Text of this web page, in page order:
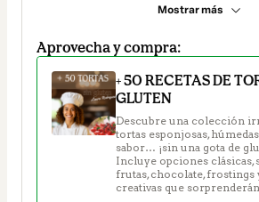
Mostrar más
Aprovecha y compra:
+ 50 RECETAS DE
GLUTEN
Descubre una colección
tortas esponjosas,
sabor… ¡sin una gota de
Incluye opciones clásicas,
frutas, chocolate, frostings
creativas que sorprenderán